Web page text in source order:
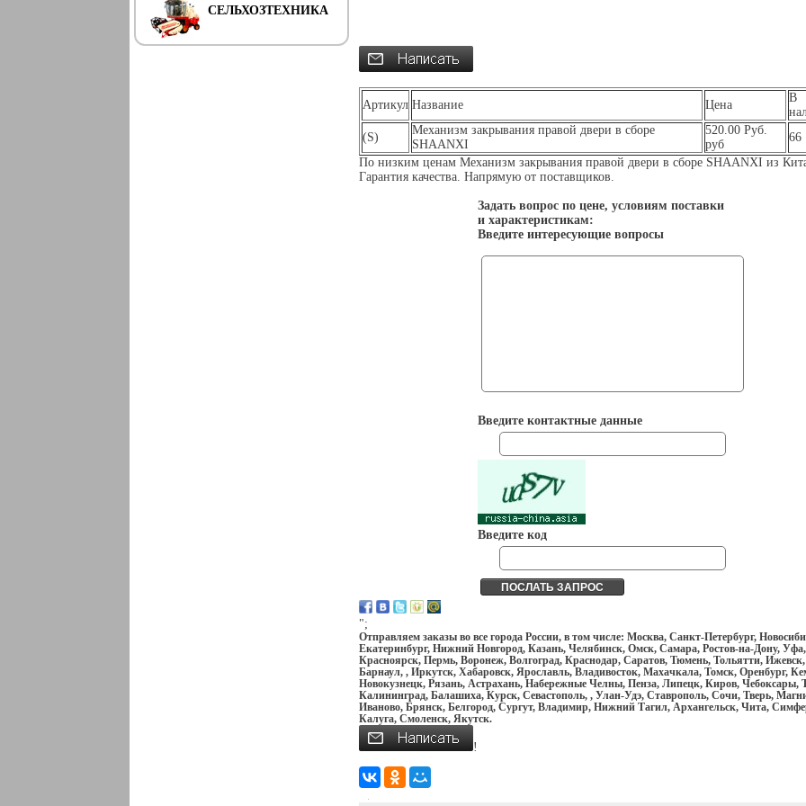
СЕЛЬХОЗТЕХНИКА
Артикул Название Цена
В
(S)
Механизм закрывания правой двери в сборе
SHAANXI
520.00 Руб.
руб
66
По низким ценам Механизм закрывания правой двери в сборе SHAANXI из
Гарантия качества. Напрямую от поставщиков.
Задать вопрос по цене, условиям поставки
и характеристикам:
Введите интересующие вопросы
Введите контактные данные
Введите код
";
Отправляем заказы во все города России, в том числе: Москва, Санкт-Петербург,
Екатеринбург, Нижний Новгород, Казань, Челябинск, Омск, Самара, Ростов-на-Дону, Уфа,
Красноярск, Пермь, Воронеж, Волгоград, Краснодар, Саратов, Тюмень, Тольятти, Ижевск,
Барнаул, , Иркутск, Хабаровск, Ярославль, Владивосток, Махачкала, Томск, Оренбург,
Новокузнецк, Рязань, Астрахань, Набережные Челны, Пенза, Липецк, Киров, Чебоксары,
Калининград, Балашиха, Курск, Севастополь, , Улан-Удэ, Ставрополь, Сочи, Тверь,
Иваново, Брянск, Белгород, Сургут, Владимир, Нижний Тагил, Архангельск, Чита,
Калуга, Смоленск, Якутск.
!